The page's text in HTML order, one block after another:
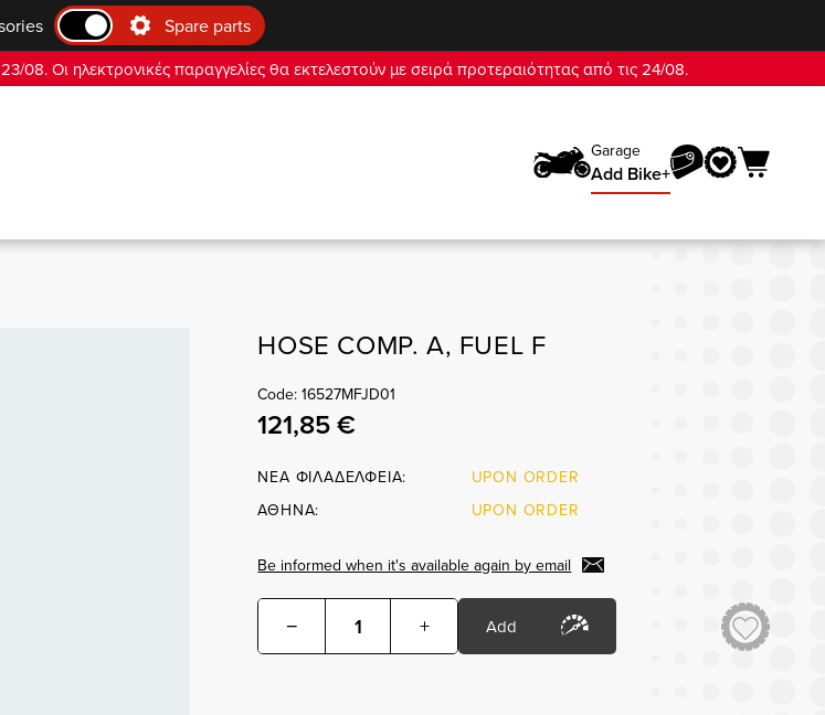
Spare parts
Οι ηλεκτρονικές παραγγελίες θα εκτελεστούν με σειρά προτεραιότητας από τις 24/08.
Garage
Add Bike+
HOSE COMP. A, FUEL F
Code: 16527MFJD01
121,85 €
ΝΕΑ ΦΙΛΑΔΕΛΦΕΙΑ:
UPON ORDER
ΑΘΗΝΑ:
UPON ORDER
Be informed when it's available again by email
− + Add